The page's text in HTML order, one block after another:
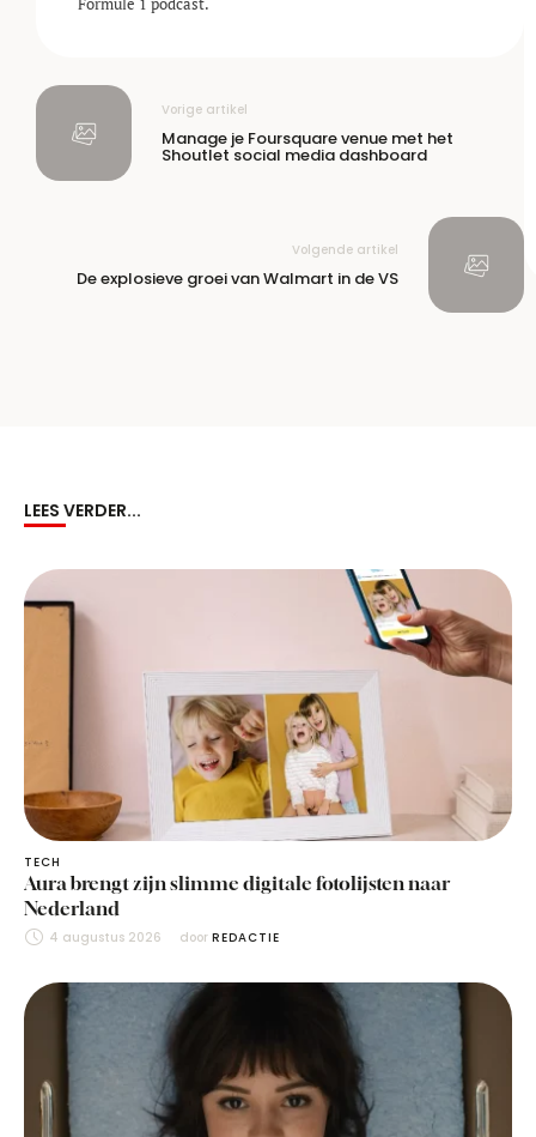
Vorige artikel
Manage je Foursquare venue met het
Shoutlet social media dashboard
Volgende artikel
De explosieve groei van Walmart in de VS
LEES VERDER...
TECH
Aura brengt zijn slimme digitale fotolijsten naar
Nederland
4 augustus 2026 door REDACTIE